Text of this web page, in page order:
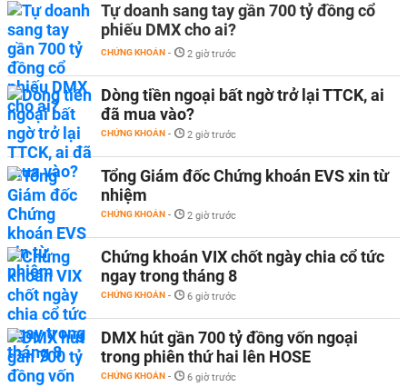
Tự doanh sang tay gần 700 tỷ đồng cổ
phiếu DMX cho ai?
CHỨNG KHOÁN - 2 giờ trước
Dòng tiền ngoại bất ngờ trở lại TTCK, ai
đã mua vào?
CHỨNG KHOÁN - 2 giờ trước
Tổng Giám đốc Chứng khoán EVS xin từ
nhiệm
CHỨNG KHOÁN - 2 giờ trước
Chứng khoán VIX chốt ngày chia cổ tức
ngay trong tháng 8
CHỨNG KHOÁN - 6 giờ trước
DMX hút gần 700 tỷ đồng vốn ngoại
trong phiên thứ hai lên HOSE
CHỨNG KHOÁN - 6 giờ trước